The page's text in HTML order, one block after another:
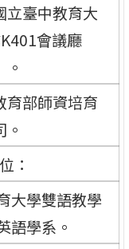
立臺中教育大
會議廳
。
育部師資培育
：
大學雙語教學
語學系。